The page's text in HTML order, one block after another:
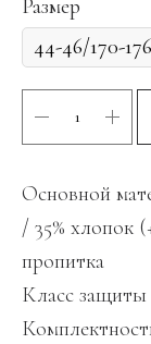
Размер
Основной
/ 35% хлопок
пропитка
Класс защиты